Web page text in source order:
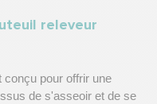
releveur
conçu pour offrir une
de s'asseoir et de se